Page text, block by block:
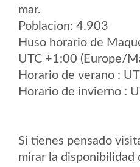
mar.
Poblacion: 4.903
Huso horario de
UTC +1:00 (Europe/
Horario de verano :
Horario de invierno :
Si tienes pensado
mirar la disponibilidad